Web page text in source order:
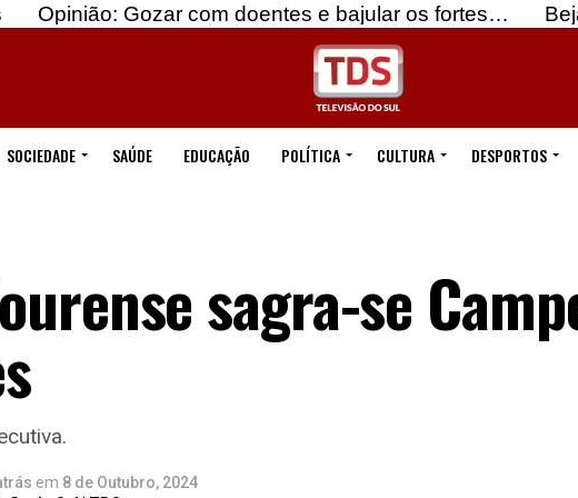
com doentes e bajular os fortes… Beja:
SOCIEDADE SAÚDE EDUCAÇÃO POLÍTICA CULTURA DESPORTOS
sagra-se
em 8 de Outubro, 2024